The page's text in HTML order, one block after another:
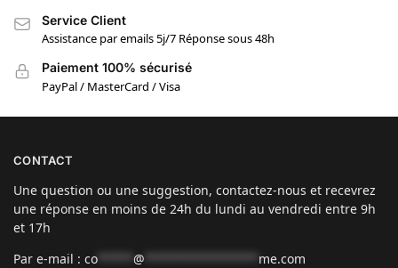
Service Client
Assistance par emails 5j/7 Réponse sous 48h
Paiement 100% sécurisé
PayPal / MasterCard / Visa
CONTACT
Une question ou une suggestion, contactez-nous et recevrez
une réponse en moins de 24h du lundi au vendredi entre 9h
et 17h
Par e-mail : co @
me.com